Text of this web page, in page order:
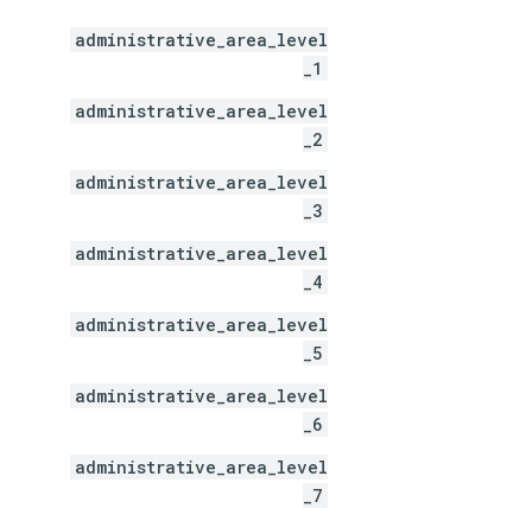
administrative_area_level
_1
administrative_area_level
_2
administrative_area_level
_3
administrative_area_level
_4
administrative_area_level
_5
administrative_area_level
_6
administrative_area_level
_7